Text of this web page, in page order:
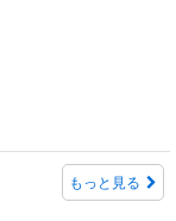
もっと見る